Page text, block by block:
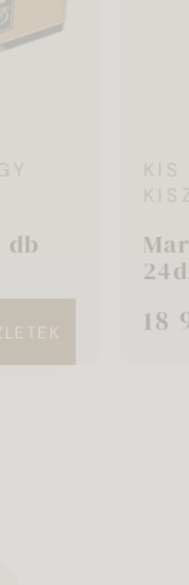
db
KIS
18